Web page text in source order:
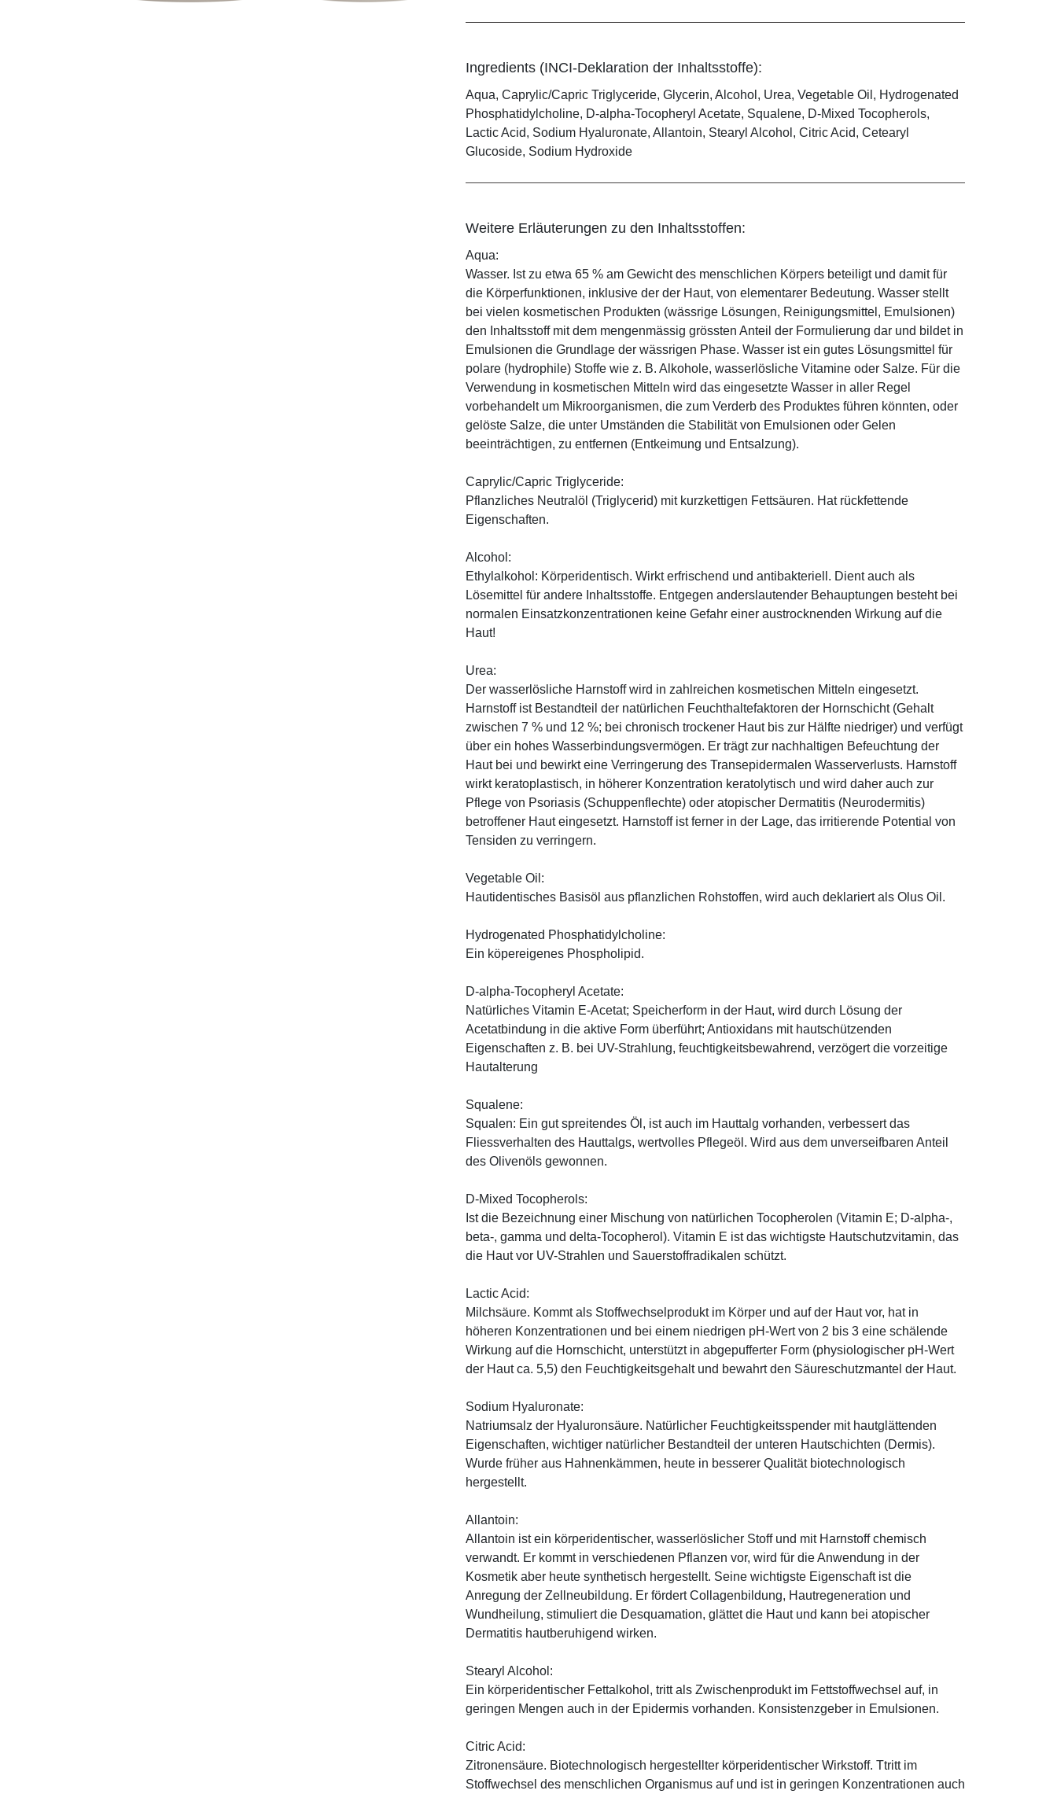
Ingredients (INCI-Deklaration der Inhaltsstoffe):
Aqua, Caprylic/Capric Triglyceride, Glycerin, Alcohol, Urea, Vegetable Oil, Hydrogenated
Phosphatidylcholine, D-alpha-Tocopheryl Acetate, Squalene, D-Mixed Tocopherols,
Lactic Acid, Sodium Hyaluronate, Allantoin, Stearyl Alcohol, Citric Acid, Cetearyl
Glucoside, Sodium Hydroxide
Weitere Erläuterungen zu den Inhaltsstoffen:
Aqua:
Wasser. Ist zu etwa 65 % am Gewicht des menschlichen Körpers beteiligt und damit für
die Körperfunktionen, inklusive der der Haut, von elementarer Bedeutung. Wasser stellt
bei vielen kosmetischen Produkten (wässrige Lösungen, Reinigungsmittel, Emulsionen)
den Inhaltsstoff mit dem mengenmässig grössten Anteil der Formulierung dar und bildet in
Emulsionen die Grundlage der wässrigen Phase. Wasser ist ein gutes Lösungsmittel für
polare (hydrophile) Stoffe wie z. B. Alkohole, wasserlösliche Vitamine oder Salze. Für die
Verwendung in kosmetischen Mitteln wird das eingesetzte Wasser in aller Regel
vorbehandelt um Mikroorganismen, die zum Verderb des Produktes führen könnten, oder
gelöste Salze, die unter Umständen die Stabilität von Emulsionen oder Gelen
beeinträchtigen, zu entfernen (Entkeimung und Entsalzung).
Caprylic/Capric Triglyceride:
Pflanzliches Neutralöl (Triglycerid) mit kurzkettigen Fettsäuren. Hat rückfettende
Eigenschaften.
Alcohol:
Ethylalkohol: Körperidentisch. Wirkt erfrischend und antibakteriell. Dient auch als
Lösemittel für andere Inhaltsstoffe. Entgegen anderslautender Behauptungen besteht bei
normalen Einsatzkonzentrationen keine Gefahr einer austrocknenden Wirkung auf die
Haut!
Urea:
Der wasserlösliche Harnstoff wird in zahlreichen kosmetischen Mitteln eingesetzt.
Harnstoff ist Bestandteil der natürlichen Feuchthaltefaktoren der Hornschicht (Gehalt
zwischen 7 % und 12 %; bei chronisch trockener Haut bis zur Hälfte niedriger) und verfügt
über ein hohes Wasserbindungsvermögen. Er trägt zur nachhaltigen Befeuchtung der
Haut bei und bewirkt eine Verringerung des Transepidermalen Wasserverlusts. Harnstoff
wirkt keratoplastisch, in höherer Konzentration keratolytisch und wird daher auch zur
Pflege von Psoriasis (Schuppenflechte) oder atopischer Dermatitis (Neurodermitis)
betroffener Haut eingesetzt. Harnstoff ist ferner in der Lage, das irritierende Potential von
Tensiden zu verringern.
Vegetable Oil:
Hautidentisches Basisöl aus pflanzlichen Rohstoffen, wird auch deklariert als Olus Oil.
Hydrogenated Phosphatidylcholine:
Ein köpereigenes Phospholipid.
D-alpha-Tocopheryl Acetate:
Natürliches Vitamin E-Acetat; Speicherform in der Haut, wird durch Lösung der
Acetatbindung in die aktive Form überführt; Antioxidans mit hautschützenden
Eigenschaften z. B. bei UV-Strahlung, feuchtigkeitsbewahrend, verzögert die vorzeitige
Hautalterung
Squalene:
Squalen: Ein gut spreitendes Öl, ist auch im Hauttalg vorhanden, verbessert das
Fliessverhalten des Hauttalgs, wertvolles Pflegeöl. Wird aus dem unverseifbaren Anteil
des Olivenöls gewonnen.
D-Mixed Tocopherols:
Ist die Bezeichnung einer Mischung von natürlichen Tocopherolen (Vitamin E; D-alpha-,
beta-, gamma und delta-Tocopherol). Vitamin E ist das wichtigste Hautschutzvitamin, das
die Haut vor UV-Strahlen und Sauerstoffradikalen schützt.
Lactic Acid:
Milchsäure. Kommt als Stoffwechselprodukt im Körper und auf der Haut vor, hat in
höheren Konzentrationen und bei einem niedrigen pH-Wert von 2 bis 3 eine schälende
Wirkung auf die Hornschicht, unterstützt in abgepufferter Form (physiologischer pH-Wert
der Haut ca. 5,5) den Feuchtigkeitsgehalt und bewahrt den Säureschutzmantel der Haut.
Sodium Hyaluronate:
Natriumsalz der Hyaluronsäure. Natürlicher Feuchtigkeitsspender mit hautglättenden
Eigenschaften, wichtiger natürlicher Bestandteil der unteren Hautschichten (Dermis).
Wurde früher aus Hahnenkämmen, heute in besserer Qualität biotechnologisch
hergestellt.
Allantoin:
Allantoin ist ein körperidentischer, wasserlöslicher Stoff und mit Harnstoff chemisch
verwandt. Er kommt in verschiedenen Pflanzen vor, wird für die Anwendung in der
Kosmetik aber heute synthetisch hergestellt. Seine wichtigste Eigenschaft ist die
Anregung der Zellneubildung. Er fördert Collagenbildung, Hautregeneration und
Wundheilung, stimuliert die Desquamation, glättet die Haut und kann bei atopischer
Dermatitis hautberuhigend wirken.
Stearyl Alcohol:
Ein körperidentischer Fettalkohol, tritt als Zwischenprodukt im Fettstoffwechsel auf, in
geringen Mengen auch in der Epidermis vorhanden. Konsistenzgeber in Emulsionen.
Citric Acid:
Zitronensäure. Biotechnologisch hergestellter körperidentischer Wirkstoff. Ttritt im
Stoffwechsel des menschlichen Organismus auf und ist in geringen Konzentrationen auch